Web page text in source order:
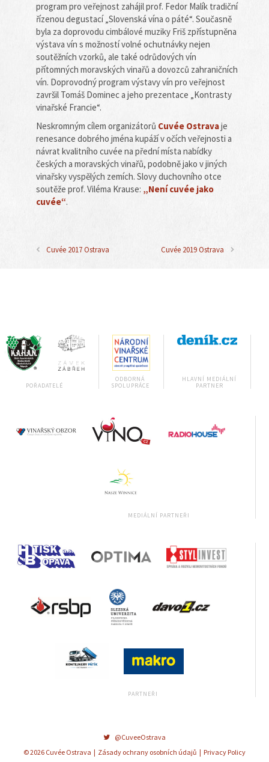
program pro veřejnost zahájil prof. Fedor Malík tradiční
řízenou degustací „Slovenská vína o páté“. Současně
byla za doprovodu cimbálové muziky Friš zpřístupněna
výstava vín s možností volné ochutnávky nejen
soutěžních vzorků, ale také odrůdových vín
přítomných moravských vinařů a dovozců zahraničních
vín. Doprovodný program výstavy vín pro veřejnost
završil Tomáš Dominec a jeho prezentace „Kontrasty
vinařské Francie“.
Neskromným cílem organizátorů Cuvée Ostravaje
renesance dobrého jména kupáží v očích veřejnosti a
návrat kvalitního cuvée na přední místa nabídky
českých a moravských vinařů, podobně jako v jiných
vinařsky vyspělých zemích. Slovy duchovního otce
soutěže prof. Viléma Krause: „Není cuvée jako
cuvée“.
Cuvée 2017 Ostrava Cuvée 2019 Ostrava
@CuveeOstrava
© 2026 Cuvée Ostrava | Zásady ochrany osobních údajů | Privacy Policy